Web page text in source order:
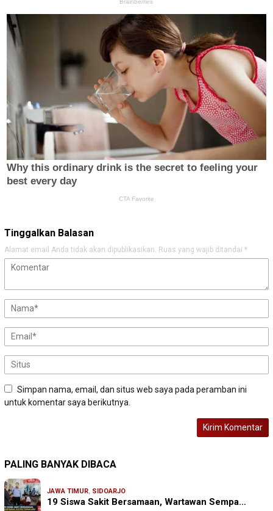
Tinggalkan Balasan
Alamat email Anda tidak akan dipublikasikan. Ruas yang wajib ditandai *
Simpan nama, email, dan situs web saya pada peramban ini
untuk komentar saya berikutnya.
PALING BANYAK DIBACA
JAWA TIMUR, SIDOARJO
19 Siswa Sakit Bersamaan, Wartawan Sempa…